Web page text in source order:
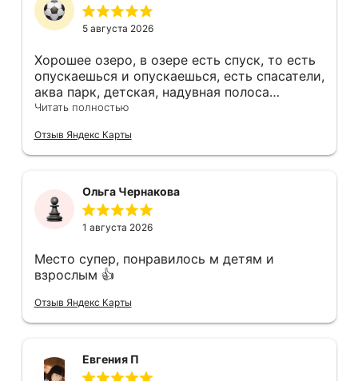
5 августа 2026
Хорошее озеро, в озере есть спуск, то есть
опускаешься и опускаешься, есть спасатели,
аква парк, детская, надувная полоса
препятствий, есть также сауна, там есть
общем всё отлично 👌 рекомендую 👍
Читать полностью
Отзыв Яндекс Карты
Ольга Чернакова
1 августа 2026
Место супер, понравилось м детям и
взрослым 👍
Отзыв Яндекс Карты
Евгения П